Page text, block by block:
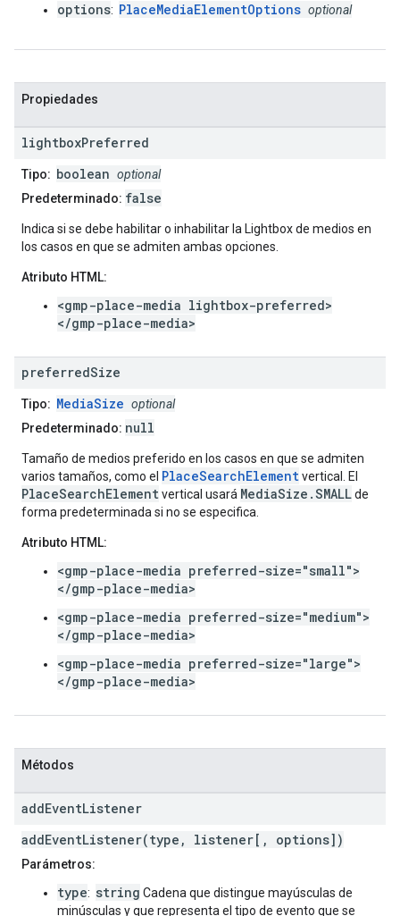
options: PlaceMediaElementOptions optional
Propiedades
lightboxPreferred
Tipo: boolean optional
Predeterminado: false
Indica si se debe habilitar o inhabilitar la Lightbox de medios en
los casos en que se admiten ambas opciones.
Atributo HTML:
<gmp-place-media lightbox-preferred>
</gmp-place-media>
preferredSize
Tipo: MediaSize optional
Predeterminado: null
Tamaño de medios preferido en los casos en que se admiten
varios tamaños, como el PlaceSearchElementvertical. El
PlaceSearchElementvertical usará MediaSize.SMALLde
forma predeterminada si no se especifica.
Atributo HTML:
<gmp-place-media preferred-size="small">
</gmp-place-media>
<gmp-place-media preferred-size="medium">
</gmp-place-media>
<gmp-place-media preferred-size="large">
</gmp-place-media>
Métodos
addEventListener
addEventListener(type, listener[, options])
Parámetros:
type: string Cadena que distingue mayúsculas de
minúsculas y que representa el tipo de evento que se